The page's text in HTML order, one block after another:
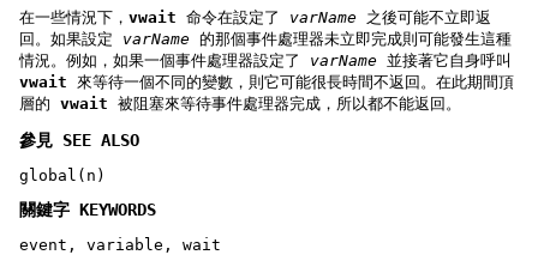
在一些情況下， vwait 命令在設定了 varName 之後可能不立即返
回。如果設定 varName 的那個事件處理器未立即完成則可能發生這種
情況。例如，如果一個事件處理器設定了 varName 並接著它自身呼叫
vwait 來等待一個不同的變數，則它可能很長時間不返回。在此期間頂
層的 vwait 被阻塞來等待事件處理器完成，所以都不能返回。
參見 SEE ALSO
global(n)
關鍵字 KEYWORDS
event, variable, wait